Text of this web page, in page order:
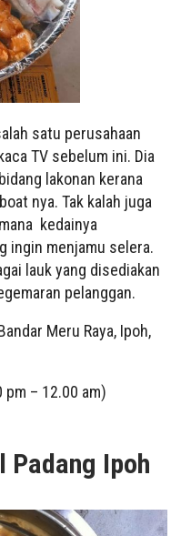
satu perusahaan
TV sebelum ini. Dia
lakonan kerana
nya. Tak kalah juga
kedainya
ingin menjamu selera.
lauk yang disediakan
pelanggan.
Meru Raya, Ipoh,
pm – 12.00 am)
Padang Ipoh